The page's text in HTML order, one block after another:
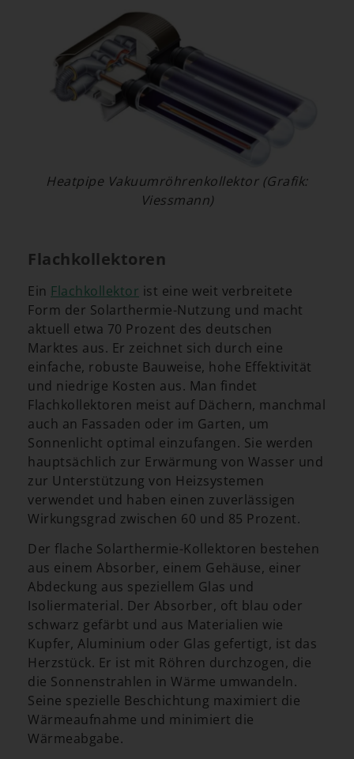
Heatpipe Vakuumröhrenkollektor (Grafik:
Viessmann)
Flachkollektoren
Ein Flachkollektor ist eine weit verbreitete
Form der Solarthermie-Nutzung und macht
aktuell etwa 70 Prozent des deutschen
Marktes aus. Er zeichnet sich durch eine
einfache, robuste Bauweise, hohe Effektivität
und niedrige Kosten aus. Man findet
Flachkollektoren meist auf Dächern, manchmal
auch an Fassaden oder im Garten, um
Sonnenlicht optimal einzufangen. Sie werden
hauptsächlich zur Erwärmung von Wasser und
zur Unterstützung von Heizsystemen
verwendet und haben einen zuverlässigen
Wirkungsgrad zwischen 60 und 85 Prozent.
Der flache Solarthermie-Kollektoren bestehen
aus einem Absorber, einem Gehäuse, einer
Abdeckung aus speziellem Glas und
Isoliermaterial. Der Absorber, oft blau oder
schwarz gefärbt und aus Materialien wie
Kupfer, Aluminium oder Glas gefertigt, ist das
Herzstück. Er ist mit Röhren durchzogen, die
die Sonnenstrahlen in Wärme umwandeln.
Seine spezielle Beschichtung maximiert die
Wärmeaufnahme und minimiert die
Wärmeabgabe.